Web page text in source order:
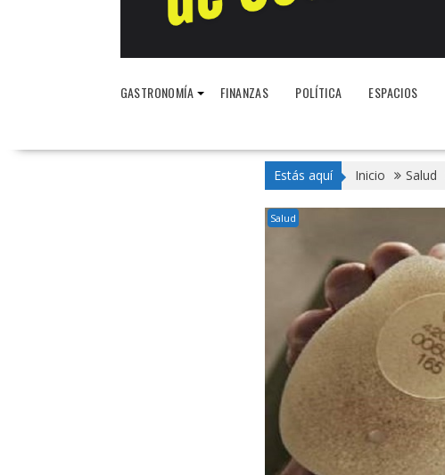
GASTRONOMÍA FINANZAS POLÍTICA ESPACIOS
Estás aquí Inicio Salud
Salud